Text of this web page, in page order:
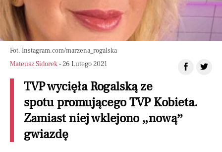
Fot. Instagram.com/marzena_rogalska
Mateusz Sidorek- 26 Lutego 2021
TVP wycięła Rogalską ze
spotu promującego TVP Kobieta.
Zamiast niej wklejono „nową”
gwiazdę